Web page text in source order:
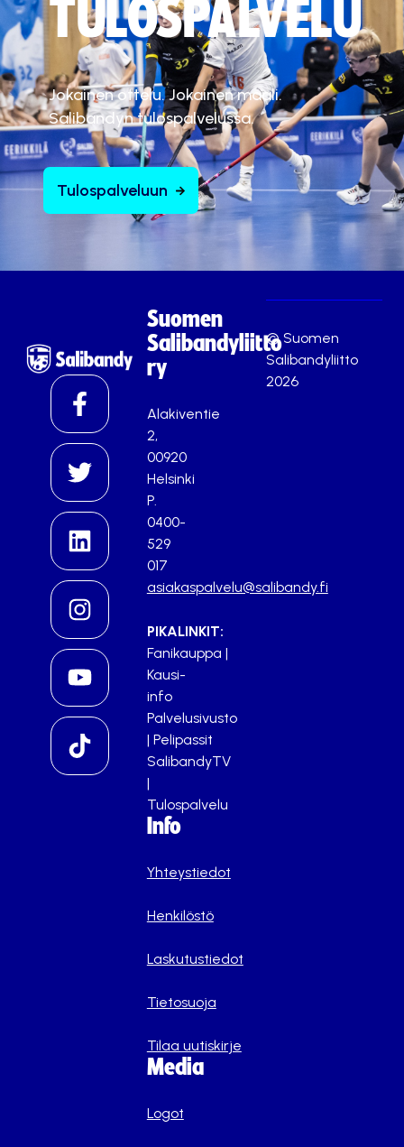
TULOSPALVELU
Jokainen ottelu. Jokainen maali.
Salibandyn tulospalvelussa.
Tulospalveluun
Suomen
Salibandyliitto
ry
Alakiventie
2,
00920
Helsinki
P.
0400-
529
017
asiakaspalvelu@salibandy.fi
PIKALINKIT:
Fanikauppa |
Kausi-
info
Palvelusivusto
| Pelipassit
SalibandyTV
|
Tulospalvelu
Info
Yhteystiedot
Henkilöstö
Laskutustiedot
Tietosuoja
Tilaa uutiskirje
Media
Logot
© Suomen
Salibandyliitto
2026